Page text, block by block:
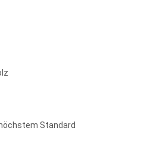
Standard